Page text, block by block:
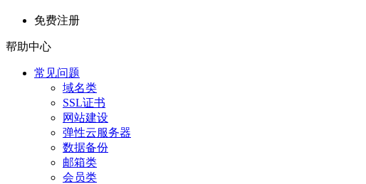
免费注册
帮助中心
常见问题
域名类
SSL证书
网站建设
弹性云服务器
数据备份
邮箱类
会员类